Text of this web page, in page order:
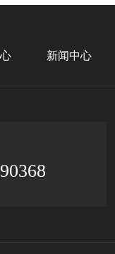
新闻中心